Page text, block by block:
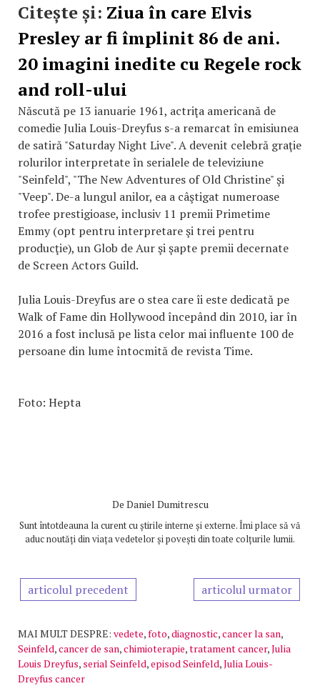
Citește și: Ziua în care Elvis
Presley ar fi împlinit 86 de ani.
20 imagini inedite cu Regele rock
and roll-ului
Născută pe 13 ianuarie 1961, actriţa americană de
comedie Julia Louis-Dreyfus s-a remarcat în emisiunea
de satiră "Saturday Night Live". A devenit celebră graţie
rolurilor interpretate în serialele de televiziune
"Seinfeld", "The New Adventures of Old Christine" şi
"Veep". De-a lungul anilor, ea a câştigat numeroase
trofee prestigioase, inclusiv 11 premii Primetime
Emmy (opt pentru interpretare şi trei pentru
producţie), un Glob de Aur şi şapte premii decernate
de Screen Actors Guild.
Julia Louis-Dreyfus are o stea care îi este dedicată pe
Walk of Fame din Hollywood începând din 2010, iar în
2016 a fost inclusă pe lista celor mai influente 100 de
persoane din lume întocmită de revista Time.
Foto: Hepta
De Daniel Dumitrescu
Sunt întotdeauna la curent cu știrile interne și externe. Îmi place să vă
aduc noutăți din viața vedetelor și povești din toate colțurile lumii.
articolul precedent articolul urmator
MAI MULT DESPRE: vedete,foto,diagnostic,cancer la san,
Seinfeld,cancer de san,chimioterapie,tratament cancer,Julia
Louis Dreyfus, serial Seinfeld,episod Seinfeld,Julia Louis-
Dreyfus cancer